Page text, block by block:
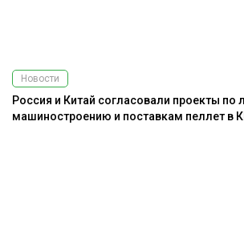
Новости
Россия и Китай согласовали проекты по
машиностроению и поставкам пеллет в